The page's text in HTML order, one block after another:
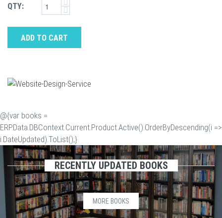
QTY:
ADD TO CART
@{var books =
ERP.Data.DBContext.Current.Product.Active().OrderByDescending(i =>
i.DateUpdated).ToList();}
RECENTLY UPDATED BOOKS
MORE BOOKS